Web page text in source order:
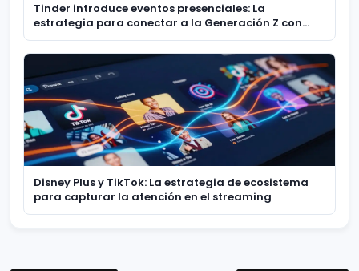
Tinder introduce eventos presenciales: La
estrategia para conectar a la Generación Z con
experiencias reales
Disney Plus y TikTok: La estrategia de ecosistema
para capturar la atención en el streaming